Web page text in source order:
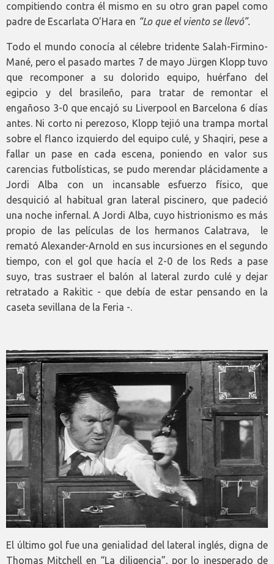
compitiendo contra él mismo en su otro gran papel como
padre de Escarlata O’Hara en “Lo que el viento se llevó”.
Todo el mundo conocía al célebre tridente Salah-Firmino-
Mané, pero el pasado martes 7 de mayo Jürgen Klopp tuvo
que recomponer a su dolorido equipo, huérfano del
egipcio y del brasileño, para tratar de remontar el
engañoso 3-0 que encajó su Liverpool en Barcelona 6 días
antes. Ni corto ni perezoso, Klopp tejió una trampa mortal
sobre el flanco izquierdo del equipo culé, y Shaqiri, pese a
fallar un pase en cada escena, poniendo en valor sus
carencias futbolísticas, se pudo merendar plácidamente a
Jordi Alba con un incansable esfuerzo físico, que
desquició al habitual gran lateral piscinero, que padeció
una noche infernal. A Jordi Alba, cuyo histrionismo es más
propio de las películas de los hermanos Calatrava, le
remató Alexander-Arnold en sus incursiones en el segundo
tiempo, con el gol que hacía el 2-0 de los Reds a pase
suyo, tras sustraer el balón al lateral zurdo culé y dejar
retratado a Rakitic - que debía de estar pensando en la
caseta sevillana de la Feria -.
El último gol fue una genialidad del lateral inglés, digna de
Thomas Mitchell en “La diligencia”, por lo inesperado de